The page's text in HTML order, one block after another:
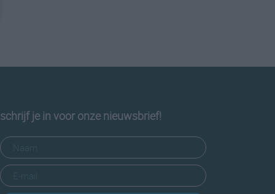
schrijf je in voor onze nieuwsbrief!